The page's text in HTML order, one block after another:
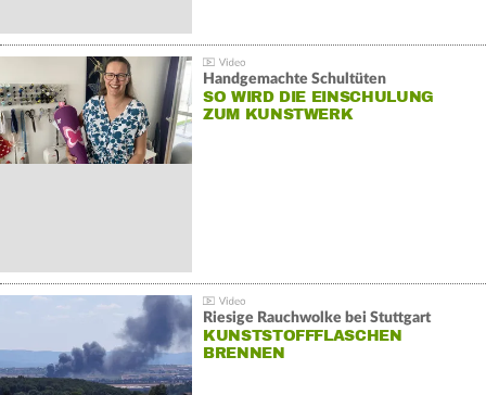
Handgemachte Schultüten
SO WIRD DIE EINSCHULUNG
ZUM KUNSTWERK
Riesige Rauchwolke bei Stuttgart
KUNSTSTOFFFLASCHEN
BRENNEN